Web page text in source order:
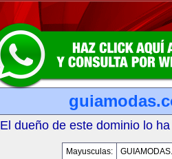
El dueño de este dominio lo
Mayusculas: